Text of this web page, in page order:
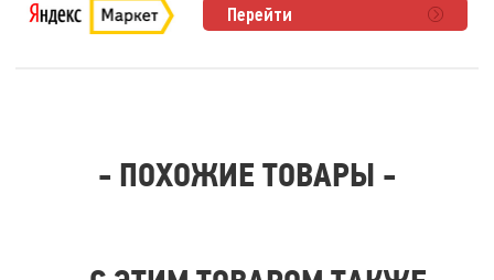
Перейти
- ПОХОЖИЕ ТОВАРЫ -